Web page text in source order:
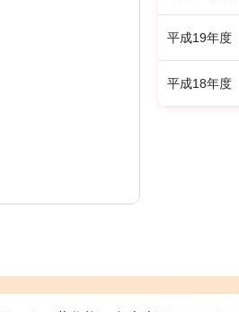
平成19年度
平成18年度